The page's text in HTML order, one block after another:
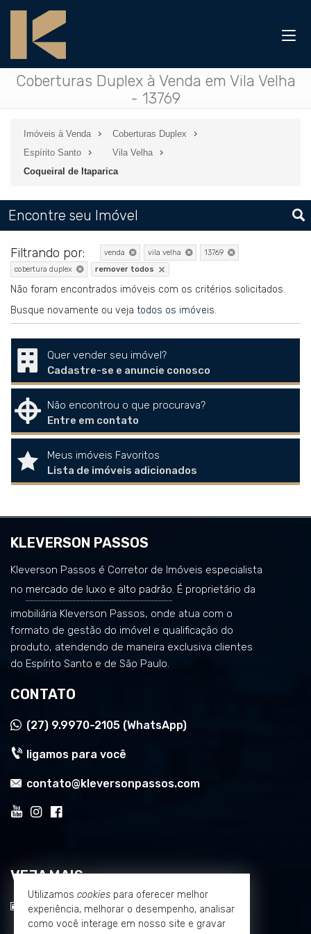
Coberturas Duplex à Venda em Vila Velha
- 13769
Imóveis à Venda
Coberturas Duplex
Espírito Santo
Vila Velha
Coqueiral de Itaparica
Encontre seu Imóvel
Filtrando por: venda vila velha
13769
cobertura duplex
remover todos
Não foram encontrados imóveis com os critérios solicitados.
Busque novamente ou veja todos os imóveis.
Quer vender seu imóvel?
Cadastre-se e anuncie conosco
Não encontrou o que procurava?
Entre em contato
Meus imóveis Favoritos
Lista de imóveis adicionados
KLEVERSON PASSOS
Kleverson Passos é Corretor de Imóveis especialista
no mercado de luxo e alto padrão. É proprietário da
imobiliária Kleverson Passos, onde atua com o
formato de gestão do imóvel e qualificação do
produto, atendendo de maneira exclusiva clientes
do Espírito Santo e de São Paulo.
CONTATO
(27) 9.9970-2105 (WhatsApp)
ligamos para você
contato@kleversonpassos.com
VEJA MAIS
receba nosso newsletter
Utilizamos cookies para oferecer melhor
experiência, melhorar o desempenho, analisar
como você interage em nosso site e gravar